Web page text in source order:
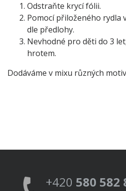
Odstraňte krycí fólii.
Pomocí přiloženého rydla
dle předlohy.
Nevhodné pro děti do 3
hrotem.
Dodáváme v mixu různých
+420 580 582